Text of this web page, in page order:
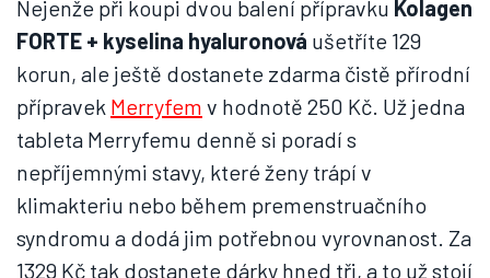
Nejenže při koupi dvou balení přípravku Kolagen
FORTE + kyselina hyaluronová ušetříte 129
korun, ale ještě dostanete zdarma čistě přírodní
přípravek Merryfem v hodnotě 250 Kč. Už jedna
tableta Merryfemu denně si poradí s
nepříjemnými stavy, které ženy trápí v
klimakteriu nebo během premenstruačního
syndromu a dodá jim potřebnou vyrovnanost. Za
1329 Kč tak dostanete dárky hned tři, a to už stojí